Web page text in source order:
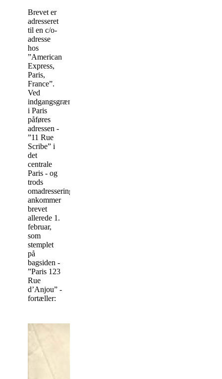
Brevet er
adresseret
til en c/o-
adresse
hos
”American
Express,
Paris,
France”.
Ved
indgangsgrænsepostkontoret
i Paris
påføres
adressen -
”11 Rue
Scribe” i
det
centrale
Paris - og
trods
omadresseringen
ankommer
brevet
allerede 1.
februar,
som
stemplet
på
bagsiden -
”Paris 123
Rue
d’Anjou” -
fortæller: